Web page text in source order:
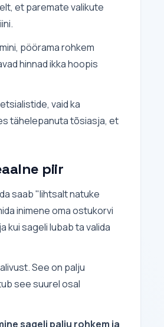
et paremate valikute
pöörama rohkem
hinnad ikka hoopis
vaid ka
tähelepanuta tõsiasja, et
piir
saab "lihtsalt natuke
inimene oma ostukorvi
kui sageli lubab ta valida
See on palju
see suurel osal
sageli palju rohkem ja